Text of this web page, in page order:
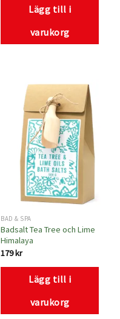
Lägg till i
varukorg
Lägg
till i
önskelistan
BAD & SPA
Badsalt Tea Tree och Lime
Himalaya
179kr
Lägg till i
varukorg